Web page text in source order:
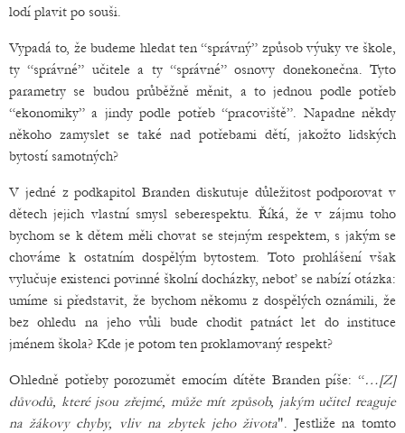
lodí plavit po souši.
Vypadá to, že budeme hledat ten “správný” způsob výuky ve škole,
ty “správné” učitele a ty “správné” osnovy donekonečna. Tyto
parametry se budou průběžně měnit, a to jednou podle potřeb
“ekonomiky” a jindy podle potřeb “pracoviště”. Napadne někdy
někoho zamyslet se také nad potřebami dětí, jakožto lidských
bytostí samotných?
V jedné z podkapitol Branden diskutuje důležitost podporovat v
dětech jejich vlastní smysl seberespektu. Říká, že v zájmu toho
bychom se k dětem měli chovat se stejným respektem, s jakým se
chováme k ostatním dospělým bytostem. Toto prohlášení však
vylučuje existenci povinné školní docházky, neboť se nabízí otázka:
umíme si představit, že bychom někomu z dospělých oznámili, že
bez ohledu na jeho vůli bude chodit patnáct let do instituce
jménem škola? Kde je potom ten proklamovaný respekt?
Ohledně potřeby porozumět emocím dítěte Branden píše: “…[Z]
důvodů, které jsou zřejmé, může mít způsob, jakým učitel reaguje
na žákovy chyby, vliv na zbytek jeho života". Jestliže na tomto